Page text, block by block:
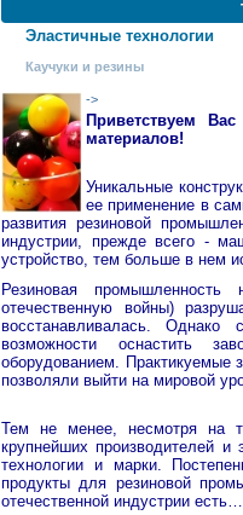
Эластичные технологии
Каучуки и резины
->
Приветствуем
материалов!
Уникальные
ее применение в
развития резиновой
индустрии, прежде всего -
устройство, тем больше в нем
Резиновая
отечественную войны)
восстанавливалась. Однако
возможности оснастить
оборудованием. Практикуемые
позволяли выйти на мировой
Тем не менее, несмотря на
крупнейших производителей и
технологии и марки.
продукты для резиновой
отечественной индустрии есть…